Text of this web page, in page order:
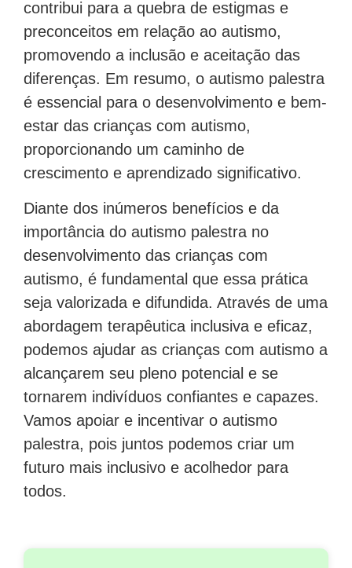
preconceitos em relação ao autismo,
promovendo a inclusão e aceitação das
diferenças. Em resumo, o autismo palestra
é essencial para o desenvolvimento e bem-
estar das crianças com autismo,
proporcionando um caminho de
crescimento e aprendizado significativo.
Diante dos inúmeros benefícios e da
importância do autismo palestra no
desenvolvimento das crianças com
autismo, é fundamental que essa prática
seja valorizada e difundida. Através de uma
abordagem terapêutica inclusiva e eficaz,
podemos ajudar as crianças com autismo a
alcançarem seu pleno potencial e se
tornarem indivíduos confiantes e capazes.
Vamos apoiar e incentivar o autismo
palestra, pois juntos podemos criar um
futuro mais inclusivo e acolhedor para
todos.